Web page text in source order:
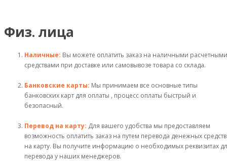
Физ. лица
Наличные: Вы можете оплатить заказ на наличными расчетными
средствами при доставке или самовывозе товара со склада.
Банковские карты: Мы принимаем все основные типы
банковских карт для оплаты , процесс оплаты быстрый и
безопасный.
Перевод на карту: Для вашего удобства мы предоставляем
возможность оплатить заказ на путем перевода денежных средств
на карту. Вы получите информацию о необходимых реквизитах
перевода у наших менеджеров.